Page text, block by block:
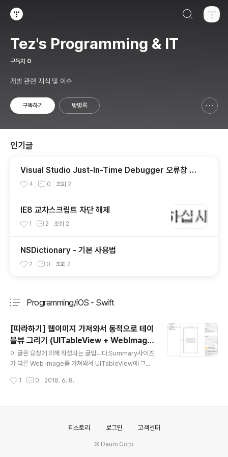
Tez's Programming & IT
구독자 0
개발 관련 지식 및 이슈
구독하기 방명록
인기글
Visual Studio Just-In-Time Debugger 오류창 안
뜨게 하는법.
4 0 조회 2
IE8 교차스크립트 차단 해제
1 2 조회 2
NSDictionary - 기본 사용법
2 0 조회 2
Programming/iOS - Swift
[따라하기] 웹이미지 가져와서 동적으로 테이
블뷰 그리기 (UITableView + WebImage
+ dynamicCellHeight)
이 글은 요청에 의해 작성되는 글입니다.Summary사이즈
가 다른 Web Image를 가져와서 UITableView에 그릴
다.일반적으로 텍스트들이나 가지고 있는 이미지를 사용하
iewCell의 높이를 고려해 줄 수 없다.이런 경우에 사용하
셀 그리지 예제이므로 이미지의 캐싱처리같은 고도화 관련
1 0 2018. 6. 8.
티스토리 로그인 고객센터
© Daum Corp.